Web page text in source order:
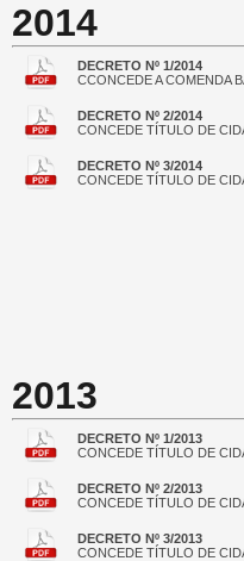
2014
DECRETO Nº 1/2014
CCONCEDE A COMENDA
DECRETO Nº 2/2014
CONCEDE TÍTULO DE
DECRETO Nº 3/2014
CONCEDE TÍTULO DE
2013
DECRETO Nº 1/2013
CONCEDE TÍTULO DE
DECRETO Nº 2/2013
CONCEDE TÍTULO DE
DECRETO Nº 3/2013
CONCEDE TÍTULO DE